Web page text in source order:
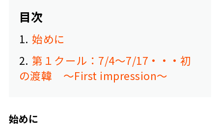
目次
1 始めに
2 第１クール：7/4～7/17・・・初
の渡韓 ～First impression～
始めに